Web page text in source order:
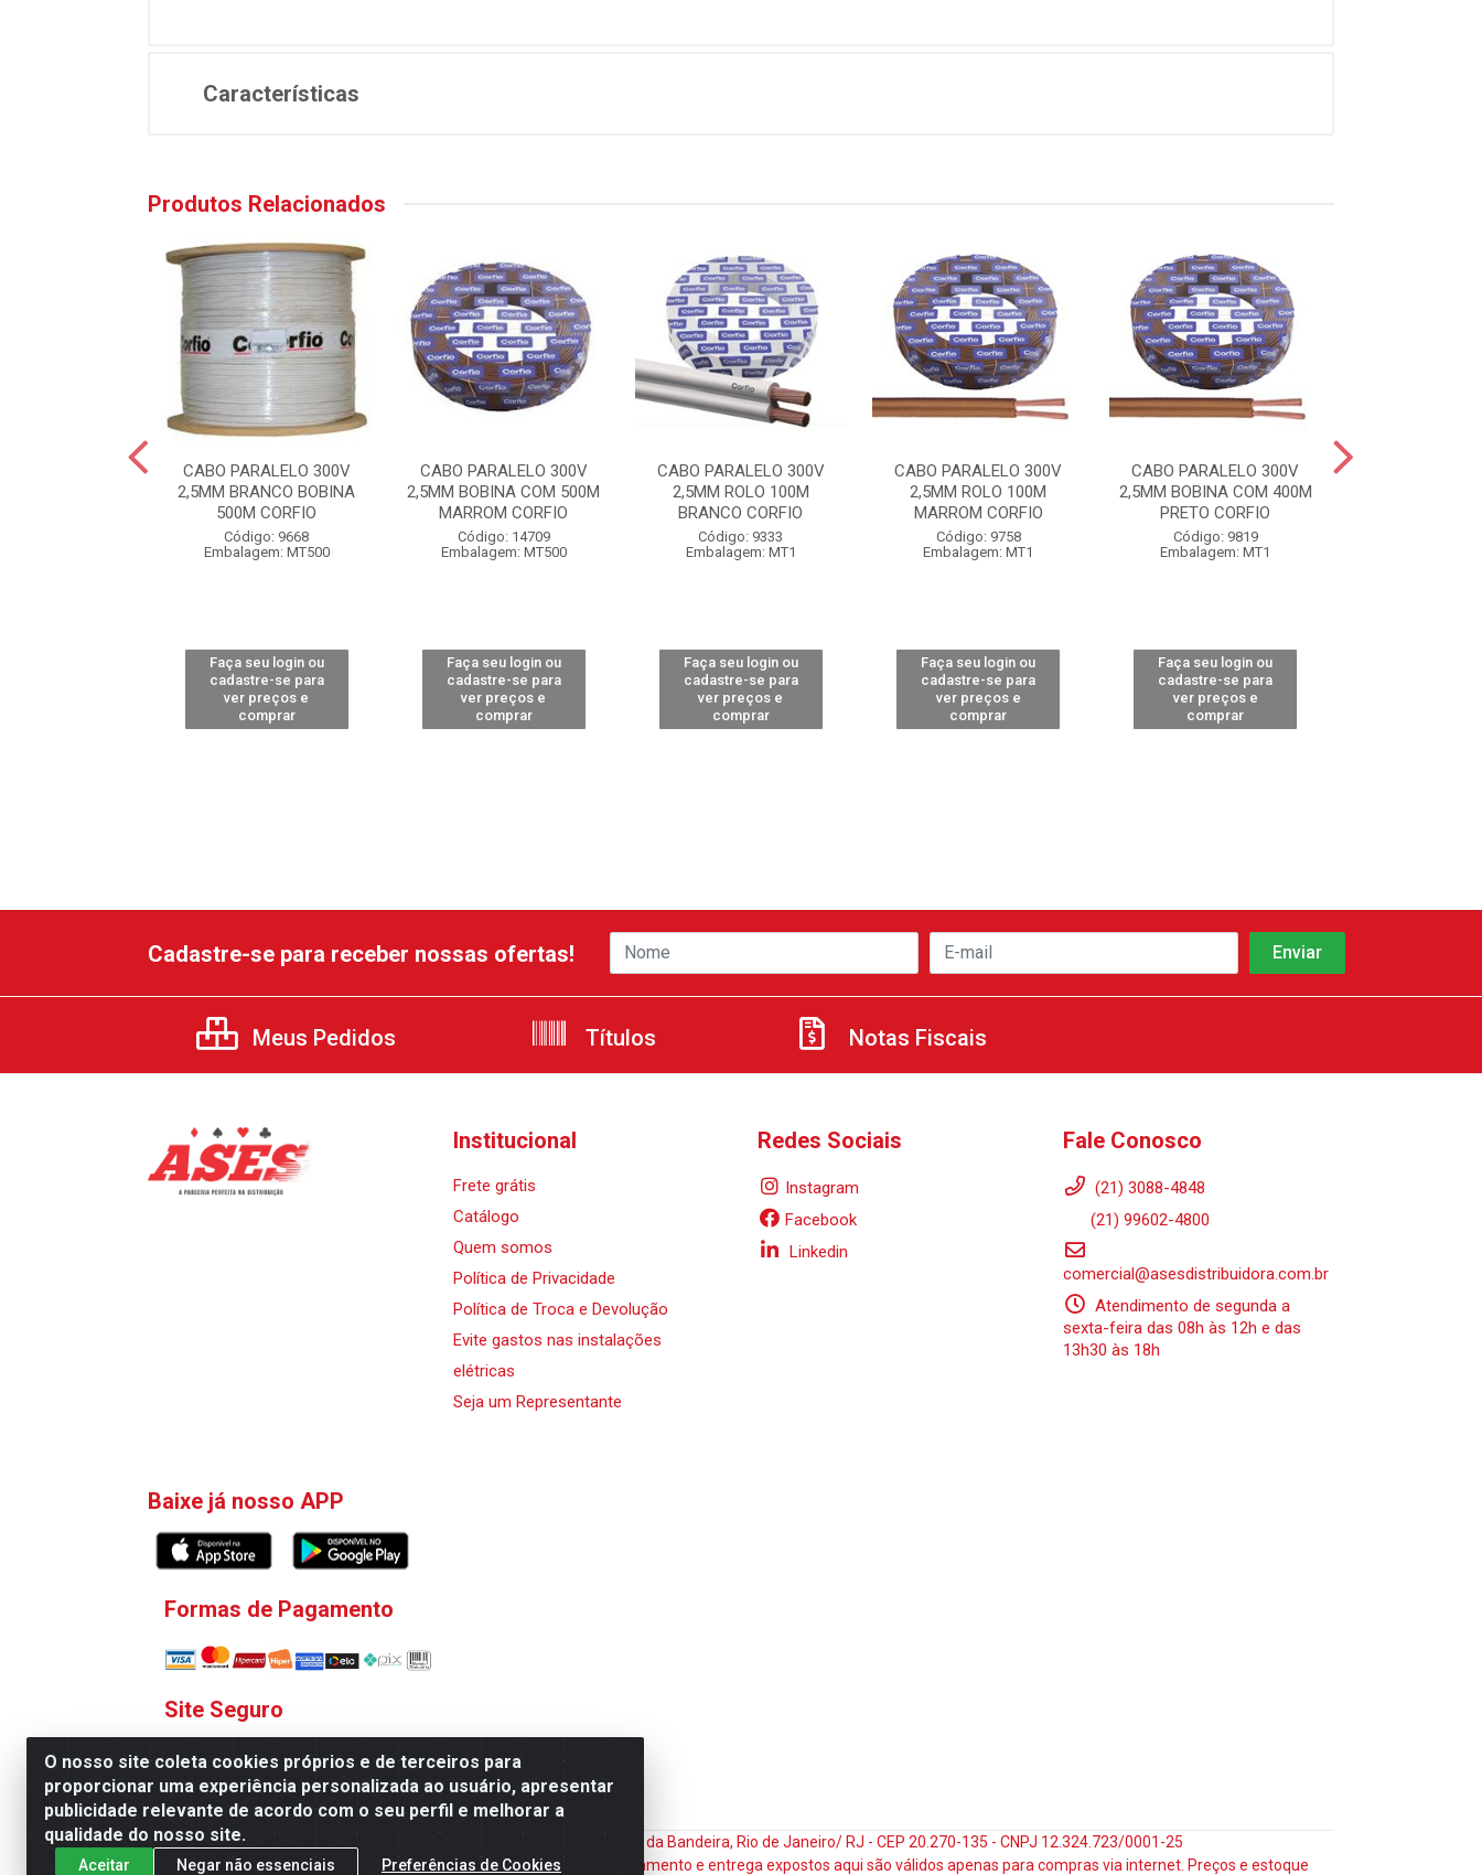
Características
Produtos Relacionados
CABO PARALELO 300V
2,5MM BRANCO BOBINA
500M CORFIO
Código: 9668
Embalagem: MT500
Faça seu login ou
cadastre-se para
ver preços e
comprar
CABO PARALELO 300V
2,5MM BOBINA COM 500M
MARROM CORFIO
Código: 14709
Embalagem: MT500
Faça seu login ou
cadastre-se para
ver preços e
comprar
CABO PARALELO 300V
2,5MM ROLO 100M
BRANCO CORFIO
Código: 9333
Embalagem: MT1
Faça seu login ou
cadastre-se para
ver preços e
comprar
CABO PARALELO 300V
2,5MM ROLO 100M
MARROM CORFIO
Código: 9758
Embalagem: MT1
Faça seu login ou
cadastre-se para
ver preços e
comprar
CABO PARALELO 300V
2,5MM BOBINA COM 400M
PRETO CORFIO
Código: 9819
Embalagem: MT1
Faça seu login ou
cadastre-se para
ver preços e
comprar
O nosso site coleta cookies próprios e de terceiros para
proporcionar uma experiência personalizada ao usuário, apresentar
publicidade relevante de acordo com o seu perfil e melhorar a
qualidade do nosso site.
Aceitar Negar não essenciais Preferências de Cookies
Cadastre-se para receber nossas ofertas!
Meus Pedidos Títulos Notas Fiscais
Institucional
Frete grátis
Catálogo
Quem somos
Política de Privacidade
Política de Troca e Devolução
Evite gastos nas instalações
elétricas
Seja um Representante
Redes Sociais
Instagram
Facebook
Linkedin
Fale Conosco
(21) 3088-4848
(21) 99602-4800
comercial@asesdistribuidora.com.br
Atendimento de segunda a
sexta-feira das 08h às 12h e das
13h30 às 18h
Baixe já nosso APP
Formas de Pagamento
Site Seguro
V. C. Ferragens LTDA - Rua do Matoso, 132 - Praça da Bandeira, Rio de Janeiro/ RJ - CEP 20.270-135 - CNPJ 12.324.723/0001-25
Todas as regras de promoções, descontos, preços e prazos de pagamento e entrega expostos aqui são válidos apenas para compras via internet. Preços e estoque